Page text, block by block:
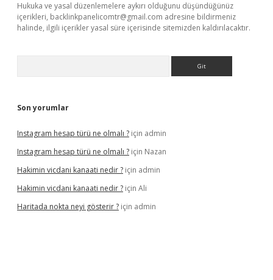
Hukuka ve yasal düzenlemelere aykırı olduğunu düşündüğünüz
içerikleri, backlinkpanelicomtr@gmail.com adresine bildirmeniz
halinde, ilgili içerikler yasal süre içerisinde sitemizden kaldırılacaktır.
Son yorumlar
Instagram hesap türü ne olmalı ? için admin
Instagram hesap türü ne olmalı ? için Nazan
Hakimin vicdani kanaati nedir ? için admin
Hakimin vicdani kanaati nedir ? için Ali
Haritada nokta neyi gösterir ? için admin